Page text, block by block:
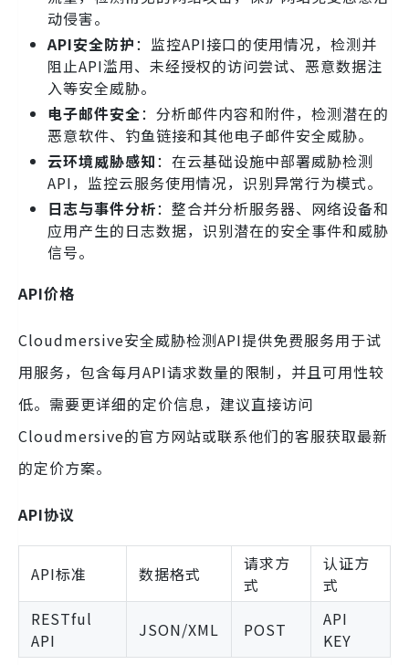
动侵害。
API安全防护：监控API接口的使用情况，检测并
阻止API滥用、未经授权的访问尝试、恶意数据注
入等安全威胁。
电子邮件安全：分析邮件内容和附件，检测潜在的
恶意软件、钓鱼链接和其他电子邮件安全威胁。
云环境威胁感知：在云基础设施中部署威胁检测
API，监控云服务使用情况，识别异常行为模式。
日志与事件分析：整合并分析服务器、网络设备和
应用产生的日志数据，识别潜在的安全事件和威胁
信号。
API价格
Cloudmersive安全威胁检测API提供免费服务用于试
用服务，包含每月API请求数量的限制，并且可用性较
低。需要更详细的定价信息，建议直接访问
Cloudmersive的官方网站或联系他们的客服获取最新
的定价方案。
API协议
API标准 数据格式
请求方
式
认证方
式
RESTful
API
JSON/XML POST
API
KEY